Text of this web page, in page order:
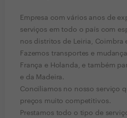
Empresa com vários anos de
serviços em todo o país com
nos distritos de Leiria, Coimbra
Fazemos transportes e
França e Holanda, e também
e da Madeira.
Conciliamos no nosso serviço
preços muito competitivos.
Prestamos todo o tipo de